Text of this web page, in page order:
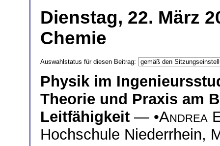
Dienstag, 22. März
Chemie
Auswahlstatus für diesen Beitrag:
Physik im
Theorie und Praxis am
Leitfähigkeit — •Andrea
Hochschule Niederrhein,